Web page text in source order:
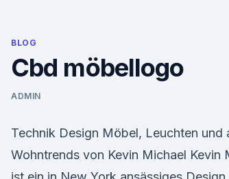
BLOG
Cbd möbellogo
ADMIN
Technik Design Möbel, Leuchten und
Wohntrends von Kevin Michael Kevin